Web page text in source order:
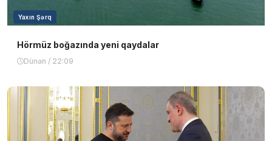
Yaxın Şərq
Hörmüz boğazında yeni qaydalar
Dünən / 22:09